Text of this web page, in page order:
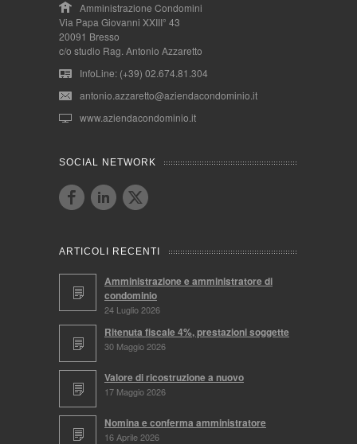
Amministrazione Condomini
Via Papa Giovanni XXIII° 43
20091 Bresso
c/o studio Rag. Antonio Azzaretto
InfoLine: (+39) 02.674.81.304
antonio.azzaretto@aziendacondominio.it
www.aziendacondominio.it
SOCIAL NETWORK
ARTICOLI RECENTI
Amministrazione e amministratore di
condominio
24 Luglio 2026
Ritenuta fiscale 4%, prestazioni soggette
30 Maggio 2026
Valore di ricostruzione a nuovo
17 Maggio 2026
Nomina e conferma amministratore
16 Aprile 2026